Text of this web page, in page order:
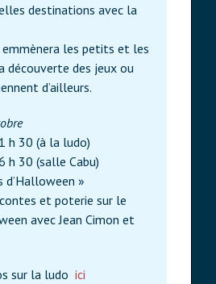
destinations avec la
les petits et les
découverte des jeux ou
d’ailleurs.
h 30 (à la ludo)
h 30 (salle Cabu)
d’Halloween »
et poterie sur le
avec Jean Cimon et
sur la ludo ici